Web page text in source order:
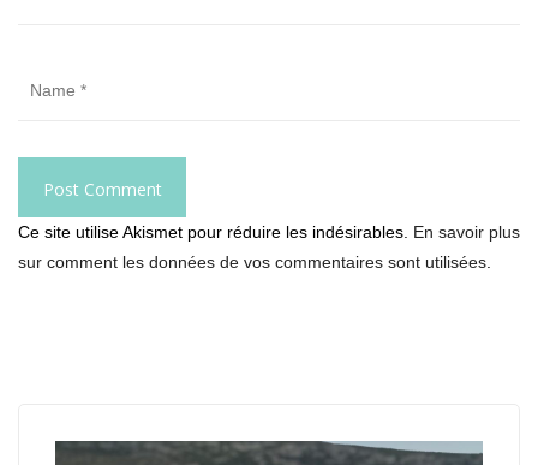
Ce site utilise Akismet pour réduire les indésirables. En savoir plus
sur comment les données de vos commentaires sont utilisées